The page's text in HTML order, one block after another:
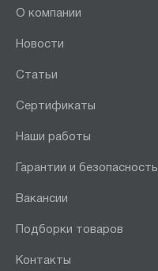
О компании
Новости
Статьи
Сертификаты
Наши работы
Гарантии и безопасность
Вакансии
Подборки товаров
Контакты